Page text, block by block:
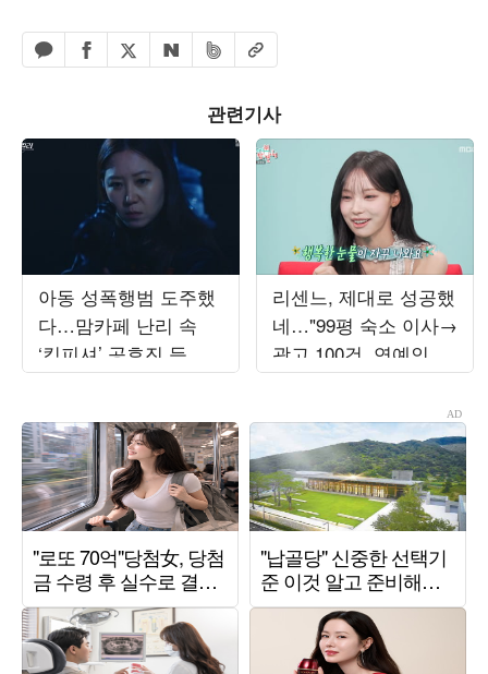
카카오톡 공유하기
페이스북 공유하기
엑스 공유하기
네이버 공유하기
밴드 공유하기
URL복사
관련기사
아동 성폭행범 도주했
다…맘카페 난리 속
‘킹피셔’ 공효진 등판
(‘유부녀 킬러’)
리센느, 제대로 성공했
네…"99평 숙소 이사→
광고 100건, 연예인병
경계" ('전참시')